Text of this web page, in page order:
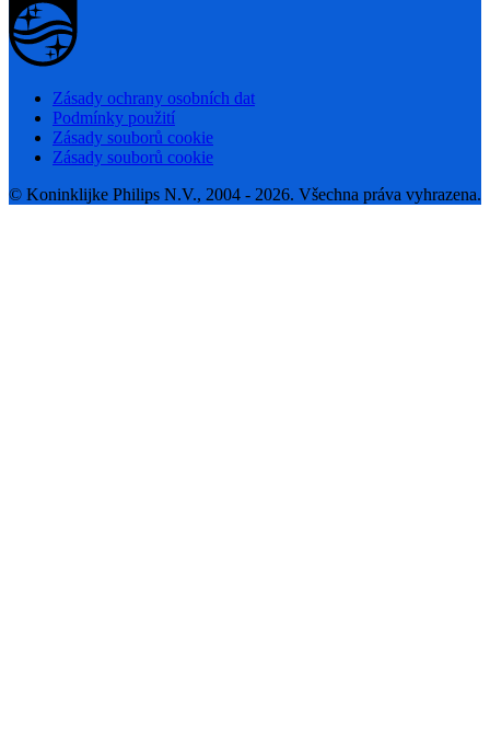
Zásady ochrany osobních dat
Podmínky použití
Zásady souborů cookie
Zásady souborů cookie
© Koninklijke Philips N.V., 2004 - 2026. Všechna práva vyhrazena.